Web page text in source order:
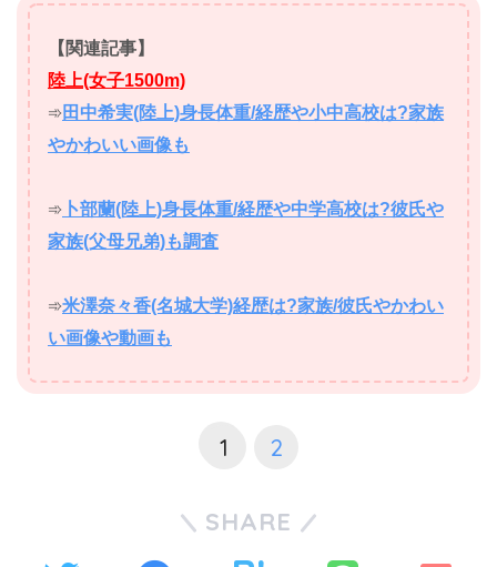
【関連記事】
陸上(女子1500m)
➾ 田中希実(陸上)身長体重/経歴や小中高校は?家族
やかわいい画像も
➾ 卜部蘭(陸上)身長体重/経歴や中学高校は?彼氏や
家族(父母兄弟)も調査
➾米澤奈々香(名城大学)経歴は?家族/彼氏やかわい
い画像や動画も
1 2
SHARE